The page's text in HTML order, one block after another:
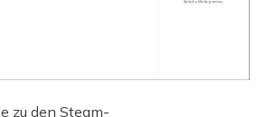
zu den Steam-